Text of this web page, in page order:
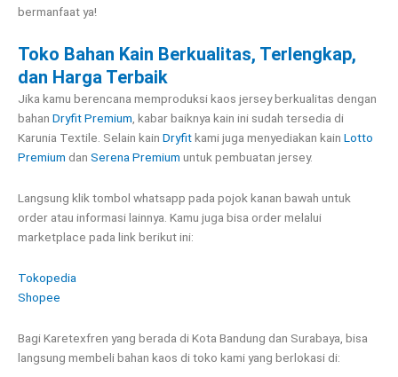
bermanfaat ya!
Toko Bahan Kain Berkualitas, Terlengkap,
dan Harga Terbaik
Jika kamu berencana memproduksi kaos jersey berkualitas dengan
bahan Dryfit Premium , kabar baiknya kain ini sudah tersedia di
Karunia Textile. Selain kain Dryfitkami juga menyediakan kain Lotto
Premium dan Serena Premium untuk pembuatan jersey.
Langsung klik tombol whatsapp pada pojok kanan bawah untuk
order atau informasi lainnya. Kamu juga bisa order melalui
marketplace pada link berikut ini:
Tokopedia
Shopee
Bagi Karetexfren yang berada di Kota Bandung dan Surabaya, bisa
langsung membeli bahan kaos di toko kami yang berlokasi di: